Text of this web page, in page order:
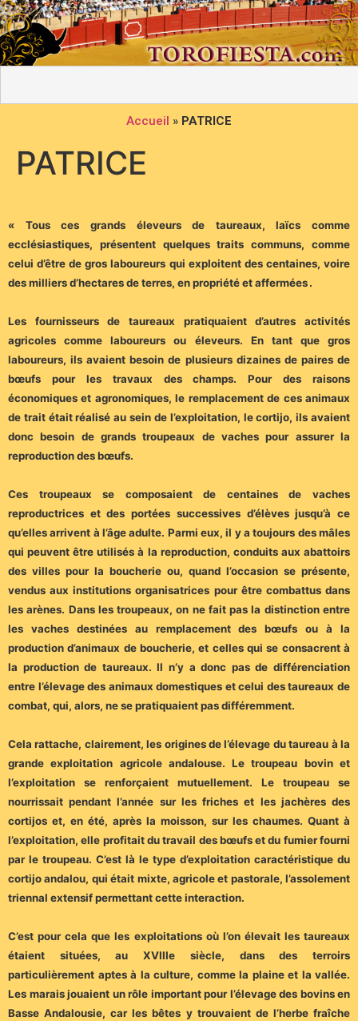
Accueil » PATRICE
PATRICE
« Tous ces grands éleveurs de taureaux, laïcs comme
ecclésiastiques, présentent quelques traits communs, comme
celui d’être de gros laboureurs qui exploitent des centaines, voire
des milliers d’hectares de terres, en propriété et affermées .
Les fournisseurs de taureaux pratiquaient d’autres activités
agricoles comme laboureurs ou éleveurs. En tant que gros
laboureurs, ils avaient besoin de plusieurs dizaines de paires de
bœufs pour les travaux des champs. Pour des raisons
économiques et agronomiques, le remplacement de ces animaux
de trait était réalisé au sein de l’exploitation, le cortijo, ils avaient
donc besoin de grands troupeaux de vaches pour assurer la
reproduction des bœufs.
Ces troupeaux se composaient de centaines de vaches
reproductrices et des portées successives d’élèves jusqu’à ce
qu’elles arrivent à l’âge adulte. Parmi eux, il y a toujours des mâles
qui peuvent être utilisés à la reproduction, conduits aux abattoirs
des villes pour la boucherie ou, quand l’occasion se présente,
vendus aux institutions organisatrices pour être combattus dans
les arènes. Dans les troupeaux, on ne fait pas la distinction entre
les vaches destinées au remplacement des bœufs ou à la
production d’animaux de boucherie, et celles qui se consacrent à
la production de taureaux. Il n’y a donc pas de différenciation
entre l’élevage des animaux domestiques et celui des taureaux de
combat, qui, alors, ne se pratiquaient pas différemment.
Cela rattache, clairement, les origines de l’élevage du taureau à la
grande exploitation agricole andalouse. Le troupeau bovin et
l’exploitation se renforçaient mutuellement. Le troupeau se
nourrissait pendant l’année sur les friches et les jachères des
cortijos et, en été, après la moisson, sur les chaumes. Quant à
l’exploitation, elle profitait du travail des bœufs et du fumier fourni
par le troupeau. C’est là le type d’exploitation caractéristique du
cortijo andalou, qui était mixte, agricole et pastorale, l’assolement
triennal extensif permettant cette interaction.
C’est pour cela que les exploitations où l’on élevait les taureaux
étaient situées, au XVIIIe siècle, dans des terroirs
particulièrement aptes à la culture, comme la plaine et la vallée.
Les marais jouaient un rôle important pour l’élevage des bovins en
Basse Andalousie, car les bêtes y trouvaient de l’herbe fraîche